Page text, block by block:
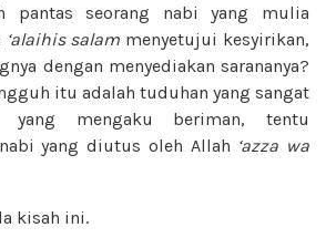
pantas seorang nabi yang mulia
‘alaihis salam menyetujui kesyirikan,
dengan menyediakan sarananya?
itu adalah tuduhan yang sangat
mengaku beriman, tentu
yang diutus oleh Allah ‘azza wa
kisah ini.